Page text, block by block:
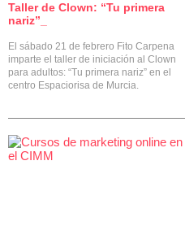
Taller de Clown: “Tu primera
nariz”_
El sábado 21 de febrero Fito Carpena
imparte el taller de iniciación al Clown
para adultos: “Tu primera nariz” en el
centro Espaciorisa de Murcia.